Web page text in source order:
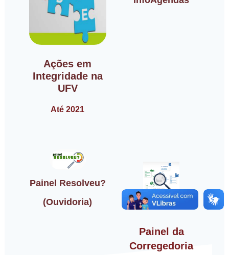
Ações em
Integridade na
UFV
Até 2021
Painel Resolveu?
(Ouvidoria)
Painel da
Corregedoria